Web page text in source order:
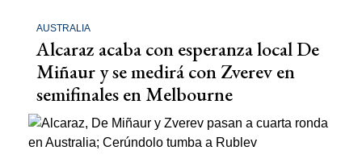
AUSTRALIA
Alcaraz acaba con esperanza local De
Miñaur y se medirá con Zverev en
semifinales en Melbourne